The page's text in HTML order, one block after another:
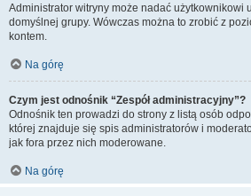
Administrator witryny może nadać użytkownikowi
domyślnej grupy. Wówczas można to zrobić z
kontem.
Na górę
Czym jest odnośnik “Zespół administracyjny”?
Odnośnik ten prowadzi do strony z listą osób
której znajduje się spis administratorów i
jak fora przez nich moderowane.
Na górę